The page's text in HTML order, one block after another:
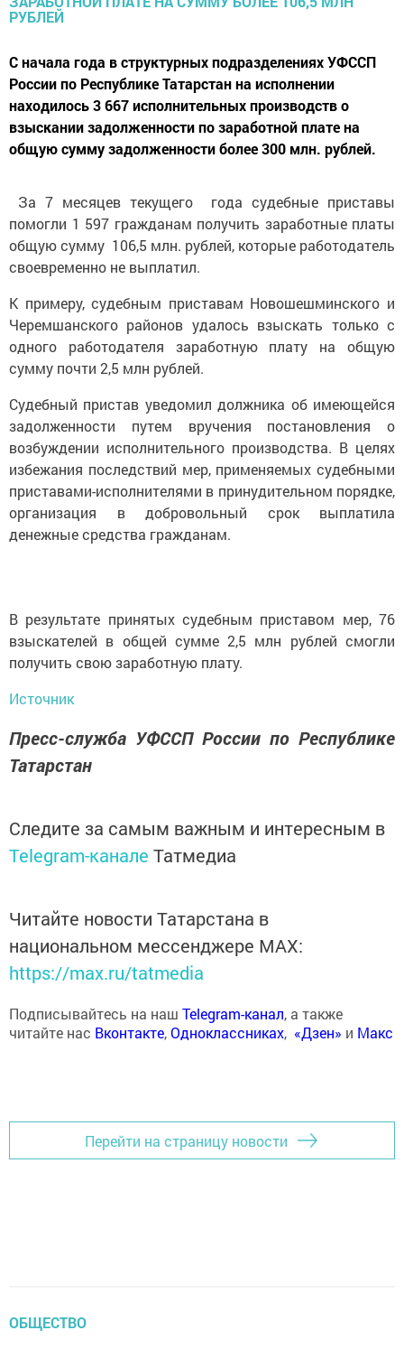
С начала года в структурных подразделениях УФССП
России по Республике Татарстан на исполнении
находилось 3 667 исполнительных производств о
взыскании задолженности по заработной плате на
общую сумму задолженности более 300 млн. рублей.
За 7 месяцев текущего года судебные приставы
помогли 1 597 гражданам получить заработные платы
общую сумму 106,5 млн. рублей, которые работодатель
своевременно не выплатил.
К примеру, судебным приставам Новошешминского и
Черемшанского районов удалось взыскать только с
одного работодателя заработную плату на общую
сумму почти 2,5 млн рублей.
Судебный пристав уведомил должника об имеющейся
задолженности путем вручения постановления о
возбуждении исполнительного производства. В целях
избежания последствий мер, применяемых судебными
приставами-исполнителями в принудительном порядке,
организация в добровольный срок выплатила
денежные средства гражданам.
В результате принятых судебным приставом мер, 76
взыскателей в общей сумме 2,5 млн рублей смогли
получить свою заработную плату.
Источник
Пресс-служба УФССП России по Республике
Татарстан
Следите за самым важным и интересным в
Telegram-канале Татмедиа
Читайте новости Татарстана в
национальном мессенджере MАХ:
https://max.ru/tatmedia
Подписывайтесь на наш Telegram-канал, а также
читайте нас Вконтакте,Одноклассниках, «Дзен» и Макс
Перейти на страницу новости
ОБЩЕСТВО